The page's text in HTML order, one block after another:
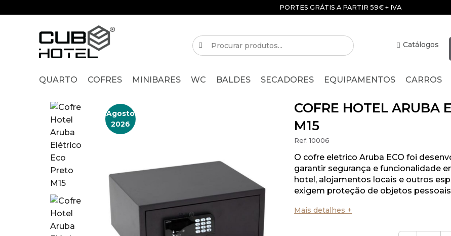
PORTES GRÁTIS A PARTIR 59€ + IVA
Catálogos
QUARTO COFRES MINIBARES WC BALDES SECADORES EQUIPAMENTOS CARROS
Agosto
2026
COFRE HOTEL ARUBA
M15
Ref:10006
O cofre eletrico Aruba ECO foi
garantir segurança e funcionalidade
hotel, alojamentos locais e outros
exigem proteção de objetos
Mais detalhes +